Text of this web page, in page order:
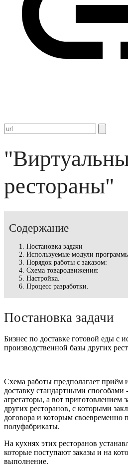
рестораны"
Содержание
Постановка задачи
Используемые модули
Порядок работы с заказом:
Схема товародвижения:
Настройка.
Процесс разработки.
Постановка задачи
Бизнес по доставке готовой еды с
производственной базы других
Схема работы предполагает приём
доставку стандартными способами
агрегаторы, а вот приготовлением
других ресторанов, с которыми
договора и которым своевременно
полуфабрикаты.
На кухнях этих ресторанов
которые поступают заказы и на
выполнение.